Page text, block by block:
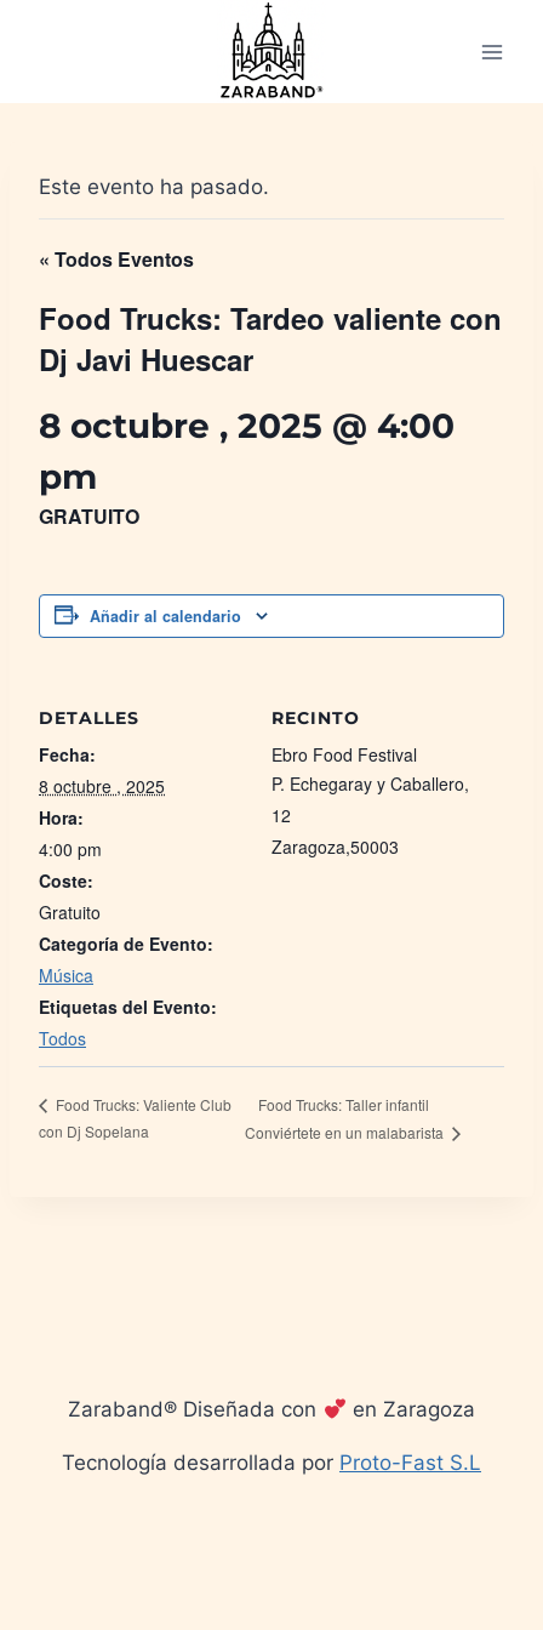
Este evento ha pasado.
« Todos Eventos
Food Trucks: Tardeo valiente con
Dj Javi Huescar
8 octubre , 2025 @ 4:00
pm
GRATUITO
Añadir al calendario
DETALLES
Fecha:
8 octubre , 2025
Hora:
4:00 pm
Coste:
Gratuito
Categoría de Evento:
Música
Etiquetas del Evento:
Todos
RECINTO
Ebro Food Festival
P. Echegaray y Caballero,
12
Zaragoza,50003
Food Trucks: Valiente Club
con Dj Sopelana
Food Trucks: Taller infantil
Conviértete en un malabarista
Zaraband® Diseñada con en Zaragoza
Tecnología desarrollada por Proto-Fast S.L